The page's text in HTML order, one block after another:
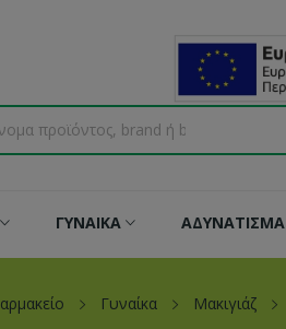
ΓΥΝΑΙΚΑ ΑΔΥΝΑΤΙΣΜΑ
Γυναίκα Μακιγιάζ